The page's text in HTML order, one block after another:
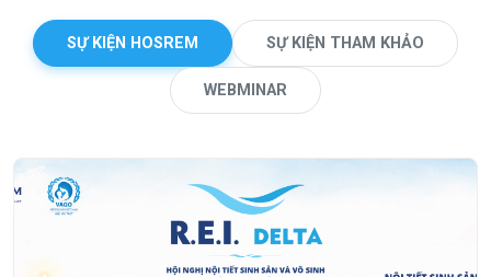
SỰ KIỆN HOSREM SỰ KIỆN THAM KHẢO
WEBMINAR